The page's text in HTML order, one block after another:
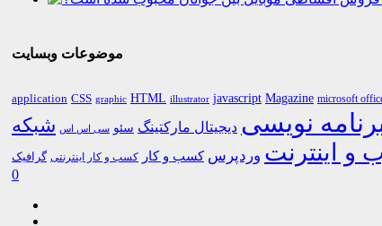
موضوعات وبسایت
application CSS graphic HTML illustrator javascript Magazine microsoft
نویسی دیجیتال مارکتینگ سئو سی اس اس شبکه
و اینترنت وردپرس کسب و کار کسب و کار اینترنتی گرافیک
0